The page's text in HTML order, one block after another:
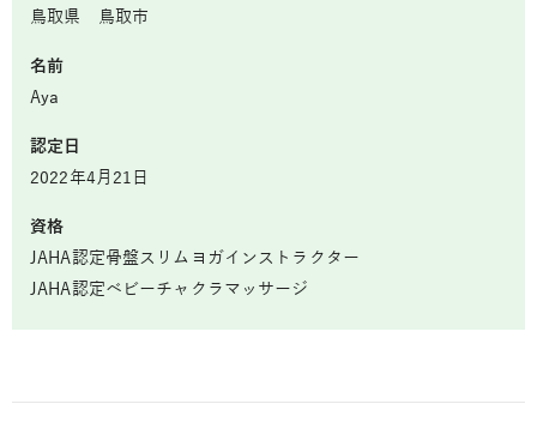
鳥取県 鳥取市
名前
Aya
認定日
2022年4月21日
資格
JAHA認定骨盤スリムヨガインストラクター
JAHA認定ベビーチャクラマッサージ